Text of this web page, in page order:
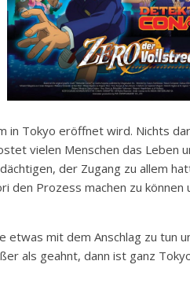
in Tokyo eröffnet wird. Nichts
vielen Menschen das Leben
der Zugang zu allem
den Prozess machen zu können
etwas mit dem Anschlag zu tun
als geahnt, dann ist ganz